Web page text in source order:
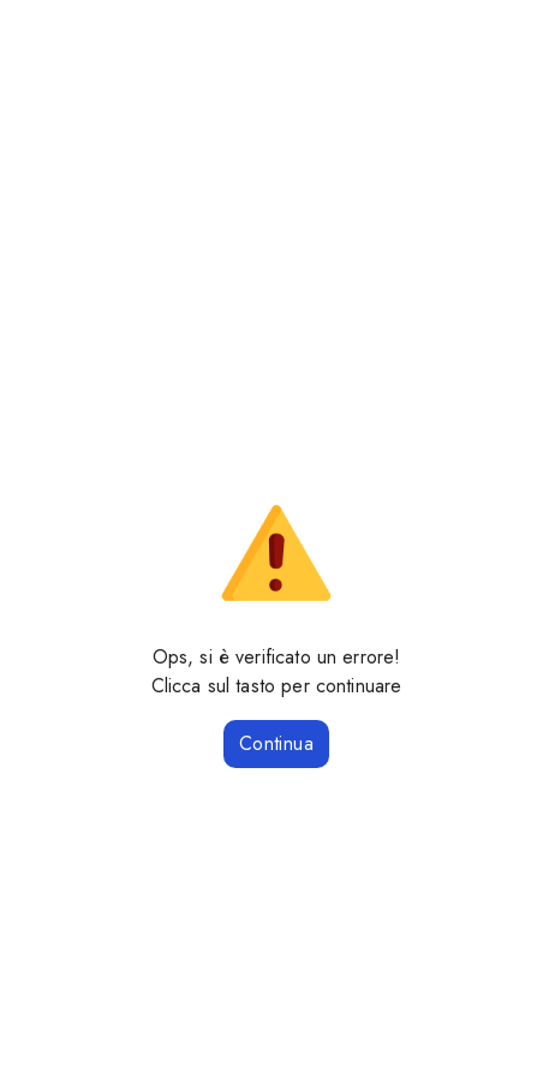
Ops, si è verificato un errore!
Clicca sul tasto per continuare
Continua